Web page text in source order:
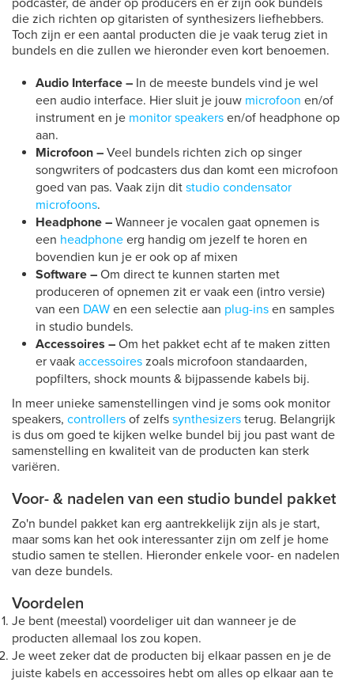
podcaster, de ander op producers en er zijn ook bundels
die zich richten op gitaristen of synthesizers liefhebbers.
Toch zijn er een aantal producten die je vaak terug ziet in
bundels en die zullen we hieronder even kort benoemen.
Audio Interface – In de meeste bundels vind je wel
een audio interface. Hier sluit je jouw microfoon en/of
instrument en je monitor speakers en/of headphone op
aan.
Microfoon – Veel bundels richten zich op singer
songwriters of podcasters dus dan komt een microfoon
goed van pas. Vaak zijn dit studio condensator
microfoons.
Headphone – Wanneer je vocalen gaat opnemen is
een headphone erg handig om jezelf te horen en
bovendien kun je er ook op af mixen
Software – Om direct te kunnen starten met
produceren of opnemen zit er vaak een (intro versie)
van een DAW en een selectie aan plug-ins en samples
in studio bundels.
Accessoires – Om het pakket echt af te maken zitten
er vaak accessoires zoals microfoon standaarden,
popfilters, shock mounts & bijpassende kabels bij.
In meer unieke samenstellingen vind je soms ook monitor
speakers, controllers of zelfs synthesizers terug. Belangrijk
is dus om goed te kijken welke bundel bij jou past want de
samenstelling en kwaliteit van de producten kan sterk
variëren.
Voor- & nadelen van een studio bundel pakket
Zo'n bundel pakket kan erg aantrekkelijk zijn als je start,
maar soms kan het ook interessanter zijn om zelf je home
studio samen te stellen. Hieronder enkele voor- en nadelen
van deze bundels.
Voordelen
Je bent (meestal) voordeliger uit dan wanneer je de
producten allemaal los zou kopen.
Je weet zeker dat de producten bij elkaar passen en je de
juiste kabels en accessoires hebt om alles op elkaar aan te